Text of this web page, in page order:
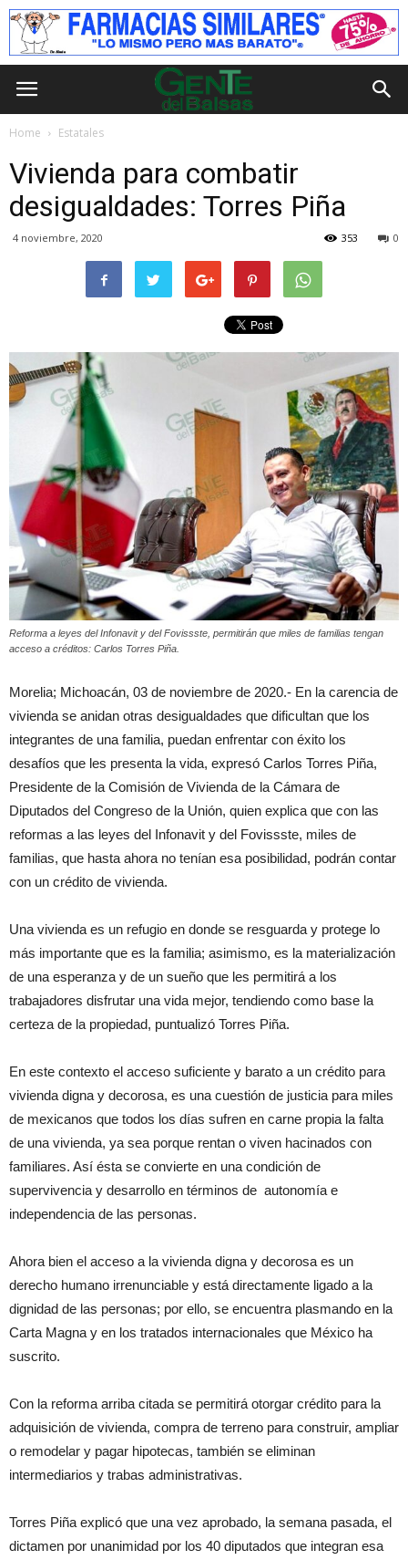
Home Estatales
Vivienda para combatir
desigualdades: Torres Piña
4 noviembre, 2020 0
353
Reforma a leyes del Infonavit y del Fovissste, permitirán que miles de familias tengan
acceso a créditos: Carlos Torres Piña.
Morelia; Michoacán, 03 de noviembre de 2020.- En la carencia de
vivienda se anidan otras desigualdades que dificultan que los
integrantes de una familia, puedan enfrentar con éxito los
desafíos que les presenta la vida, expresó Carlos Torres Piña,
Presidente de la Comisión de Vivienda de la Cámara de
Diputados del Congreso de la Unión, quien explica que con las
reformas a las leyes del Infonavit y del Fovissste, miles de
familias, que hasta ahora no tenían esa posibilidad, podrán contar
con un crédito de vivienda.
Una vivienda es un refugio en donde se resguarda y protege lo
más importante que es la familia; asimismo, es la materialización
de una esperanza y de un sueño que les permitirá a los
trabajadores disfrutar una vida mejor, tendiendo como base la
certeza de la propiedad, puntualizó Torres Piña.
En este contexto el acceso suficiente y barato a un crédito para
vivienda digna y decorosa, es una cuestión de justicia para miles
de mexicanos que todos los días sufren en carne propia la falta
de una vivienda, ya sea porque rentan o viven hacinados con
familiares. Así ésta se convierte en una condición de
supervivencia y desarrollo en términos de autonomía e
independencia de las personas.
Ahora bien el acceso a la vivienda digna y decorosa es un
derecho humano irrenunciable y está directamente ligado a la
dignidad de las personas; por ello, se encuentra plasmando en la
Carta Magna y en los tratados internacionales que México ha
suscrito.
Con la reforma arriba citada se permitirá otorgar crédito para la
adquisición de vivienda, compra de terreno para construir, ampliar
o remodelar y pagar hipotecas, también se eliminan
intermediarios y trabas administrativas.
Torres Piña explicó que una vez aprobado, la semana pasada, el
dictamen por unanimidad por los 40 diputados que integran esa